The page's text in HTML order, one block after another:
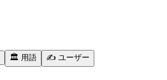
🏛️ 用語 ✍️ ユーザー